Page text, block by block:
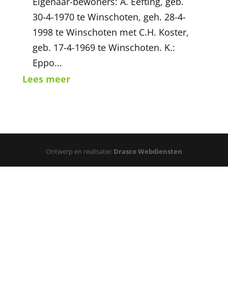
30-4-1970 te Winschoten, geh. 28-4-
1998 te Winschoten met C.H. Koster,
geb. 17-4-1969 te Winschoten. K.:
Eppo...
Lees meer
Ontwerp en realisatie: Drasco Webdiensten